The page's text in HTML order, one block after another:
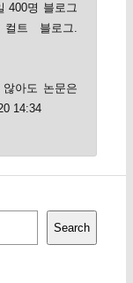
400명 블로그
트 블로그.
않아도 논문은
14:34
Search